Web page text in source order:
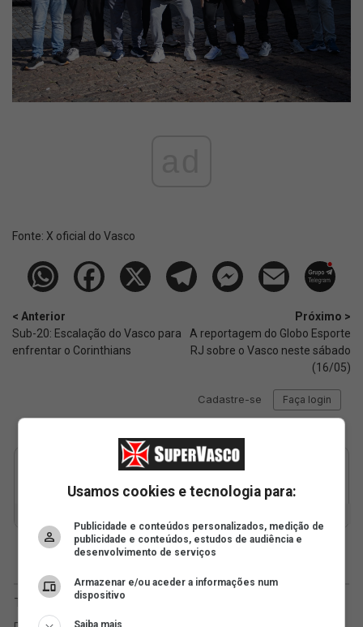
Fonte: X oficial do Vasco
< Anterior
Sub-20: Escalação do Vasco para
enfrentar o Corinthians
Próximo >
A reportagem do Globo Esporte
RJ sobre o Vasco neste sábado
(16/05)
Usamos cookies e tecnologia para:
Publicidade e conteúdos personalizados, medição de
publicidade e conteúdos, estudos de audiência e
desenvolvimento de serviços
Armazenar e/ou aceder a informações num
dispositivo
Saiba mais